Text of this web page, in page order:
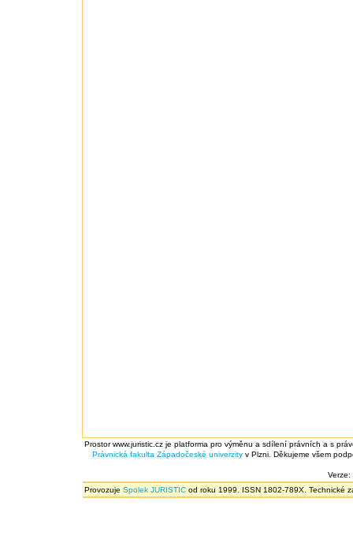
Prostor www.juristic.cz je platforma pro výměnu a sdílení právních a s
Právnická fakulta Západočeské univerzity v Plzni. Děkujeme všem
Verze:
Provozuje Spolek JURISTIC od roku 1999. ISSN 1802-789X. Technické